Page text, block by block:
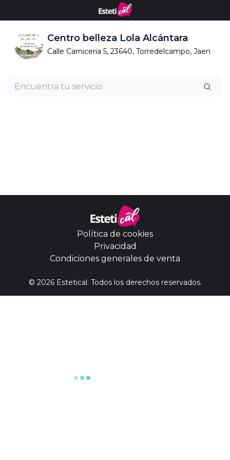
Centro belleza Lola Alcántara
Calle Carniceria 5, 23640, Torredelcampo, Jaen
Política de cookies
Privacidad
Condiciones generales de venta
© 2026Estetical. Todos los derechos reservados.